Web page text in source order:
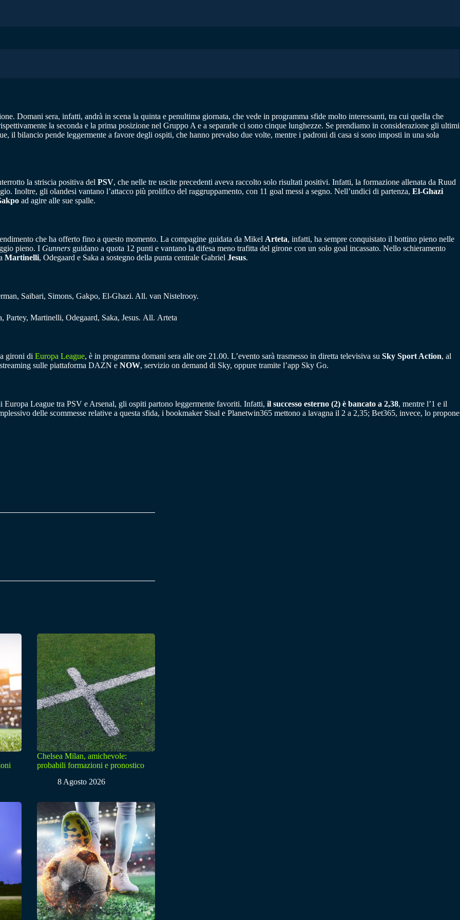
Domani sera, infatti, andrà in scena la quinta e penultima giornata, che vede in programma sfide molto interessanti, tra cui quella che
la seconda e la prima posizione nel Gruppo A e a separarle ci sono cinque lunghezze. Se prendiamo in considerazione gli ultimi
il bilancio pende leggermente a favore degli ospiti, che hanno prevalso due volte, mentre i padroni di casa si sono imposti in una sola
la striscia positiva del PSV, che nelle tre uscite precedenti aveva raccolto solo risultati positivi. Infatti, la formazione allenata da Ruud
Inoltre, gli olandesi vantano l’attacco più prolifico del raggruppamento, con 11 goal messi a segno. Nell’undici di partenza, El-Ghazi
ad agire alle sue spalle.
che ha offerto fino a questo momento. La compagine guidata da Mikel Arteta, infatti, ha sempre conquistato il bottino pieno nelle
pieno. I Gunners guidano a quota 12 punti e vantano la difesa meno trafitta del girone con un solo goal incassato. Nello schieramento
Martinelli, Odegaard e Saka a sostegno della punta centrale Gabriel Jesus.
Saibari, Simons, Gakpo, El-Ghazi. All. van Nistelrooy.
Martinelli, Odegaard, Saka, Jesus. All. Arteta
gironi di Europa League, è in programma domani sera alle ore 21.00. L’evento sarà trasmesso in diretta televisiva su Sky Sport Action, al
sulle piattaforma DAZN e NOW, servizio on demand di Sky, oppure tramite l’app Sky Go.
Europa League tra PSV e Arsenal, gli ospiti partono leggermente favoriti. Infatti, il successo esterno (2) è bancato a 2,38, mentre l’1 e il
delle scommesse relative a questa sfida, i bookmaker Sisal e Planetwin365 mettono a lavagna il 2 a 2,35; Bet365, invece, lo propone
Chelsea Milan, amichevole:
probabili formazioni e pronostico
8 Agosto 2026